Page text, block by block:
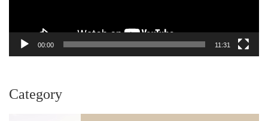
00:00 11:31
Category